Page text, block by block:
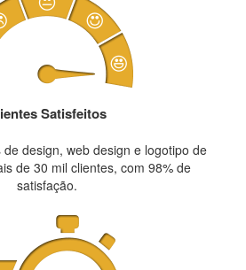
Satisfeitos
design, web design e logotipo de
de 30 mil clientes, com 98% de
satisfação.